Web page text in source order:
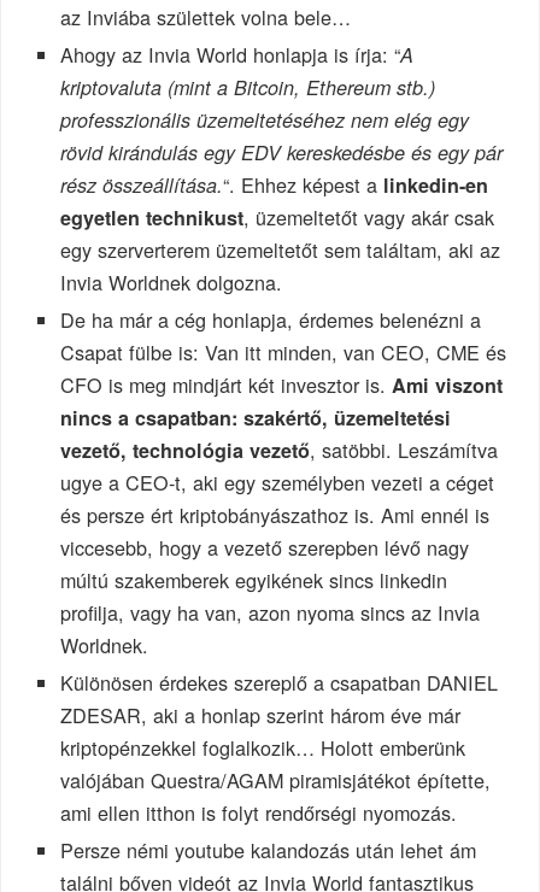
az Inviába születtek volna bele…
Ahogy az Invia World honlapja is írja: “A
kriptovaluta (mint a Bitcoin, Ethereum stb.)
professzionális üzemeltetéséhez nem elég egy
rövid kirándulás egy EDV kereskedésbe és egy pár
rész összeállítása.“. Ehhez képest a linkedin-en
egyetlen technikust, üzemeltetőt vagy akár csak
egy szerverterem üzemeltetőt sem találtam, aki az
Invia Worldnek dolgozna.
De ha már a cég honlapja, érdemes belenézni a
Csapat fülbe is: Van itt minden, van CEO, CME és
CFO is meg mindjárt két invesztor is. Ami viszont
nincs a csapatban: szakértő, üzemeltetési
vezető, technológia vezető, satöbbi. Leszámítva
ugye a CEO-t, aki egy személyben vezeti a céget
és persze ért kriptobányászathoz is. Ami ennél is
viccesebb, hogy a vezető szerepben lévő nagy
múltú szakemberek egyikének sincs linkedin
profilja, vagy ha van, azon nyoma sincs az Invia
Worldnek.
Különösen érdekes szereplő a csapatban DANIEL
ZDESAR, aki a honlap szerint három éve már
kriptopénzekkel foglalkozik… Holott emberünk
valójában Questra/AGAM piramisjátékot építette,
ami ellen itthon is folyt rendőrségi nyomozás.
Persze némi youtube kalandozás után lehet ám
találni bőven videót az Invia World fantasztikus